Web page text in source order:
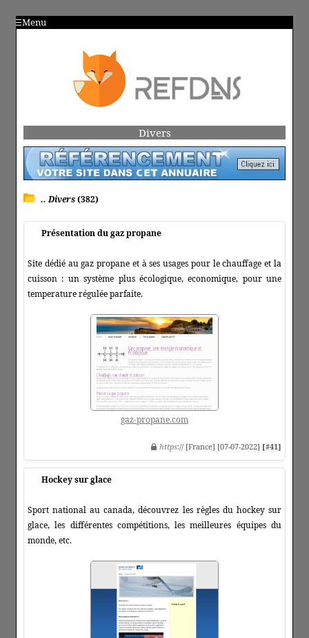
Menu
Divers
.. Divers(382)
Présentation du gaz propane
Site dédié au gaz propane et à ses usages pour le chauffage et la
cuisson : un système plus écologique, economique, pour une
temperature régulée parfaite.
gaz-propane.com
https:// [France] [07-07-2022] [#41]
Hockey sur glace
Sport national au canada, découvrez les règles du hockey sur
glace, les différentes compétitions, les meilleures équipes du
monde, etc.